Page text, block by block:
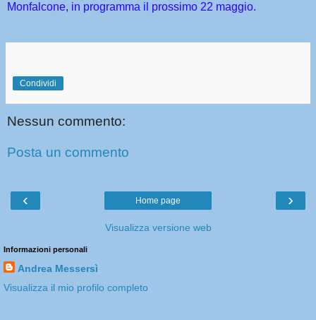
Monfalcone, in programma il prossimo 22 maggio.
Condividi
Nessun commento:
Posta un commento
‹ ›
Home page
Visualizza versione web
Informazioni personali
Andrea Messersì
Visualizza il mio profilo completo